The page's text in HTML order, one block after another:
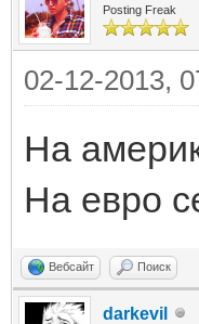
Posting Freak
02-12-2013,
На
На евро
Вебсайт Поиск
darkevil